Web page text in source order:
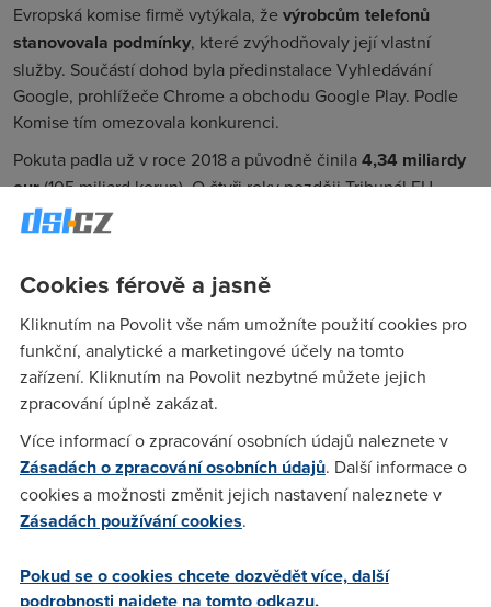
Evropská komise firmě vytýkala, že výrobcům telefonů
stanovovala podmínky, které zvýhodňovaly její vlastní
služby. Součástí dohod byla předinstalace Vyhledávání
Google, prohlížeče Chrome a obchodu Google Play. Podle
Komise tím omezovala konkurenci.
Pokuta padla už v roce 2018 a původně činila4,34 miliardy
eur(105 miliard korun). O čtyři roky později Tribunál EU
sankci mírně snížil na 4,1 miliardy eur (99,2 miliardy korun).
Google se obrátil ještě na nejvyšší soud, ani tam ale neuspěl.
„Odvolání společností Google a Alphabet proti rozsudku
Tribunálu se zamítá, čímž se potvrzuje sankce uložená za
zneužití dominantního postavení služby Google Search v
souvislosti s operačním systémem Android,“uvedl soud.
Google v reakci uvedl, že rozsudek podle něj dostatečně
smluvní podmínky změnila už po rozhodnutí Evropské
komise v roce 2018.Na svém postoji ale nic nemění ani
soud.
Googlu požadují náhradu škody. Evropská komise navíc proti
společnosti vededalší antimonopolní řízení
Cookies férově a jasně
Kliknutím na Povolit vše nám umožníte použití cookies pro
funkční, analytické a marketingové účely na tomto
zařízení. Kliknutím na Povolit nezbytné můžete jejich
zpracování úplně zakázat.
Více informací o zpracování osobních údajů naleznete v
Zásadách o zpracování osobních údajů. Další informace o
cookies a možnosti změnit jejich nastavení naleznete v
Zásadách používání cookies.
Pokud se o cookies chcete dozvědět více, další
podrobnosti najdete na tomto odkazu.